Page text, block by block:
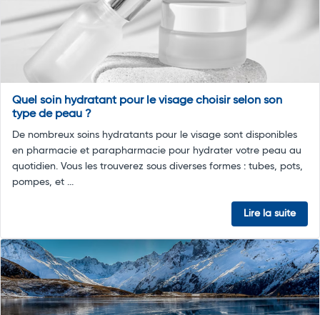
Quel soin hydratant pour le visage choisir selon son
type de peau ?
De nombreux soins hydratants pour le visage sont disponibles
en pharmacie et parapharmacie pour hydrater votre peau au
quotidien. Vous les trouverez sous diverses formes : tubes, pots,
pompes, et ...
Lire la suite